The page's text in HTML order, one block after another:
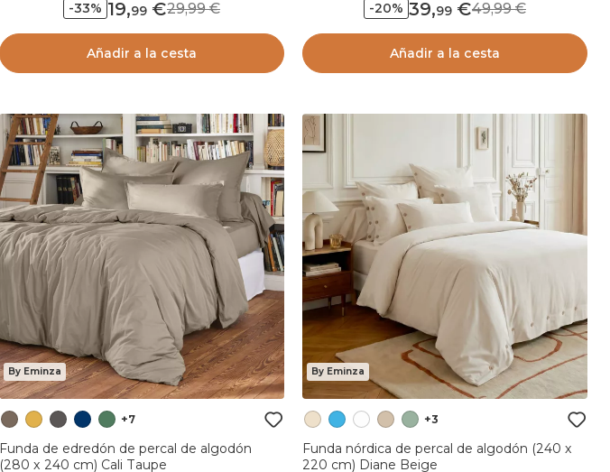
-33% 19,99 29,99
Añadir a la cesta
-20% 39,99 49,99
Añadir a la cesta
By Eminza
+7
Funda de edredón de percal de algodón
(280 x 240 cm) Cali Taupe
By Eminza
+3
Funda nórdica de percal de algodón (240 x
220 cm) Diane Beige